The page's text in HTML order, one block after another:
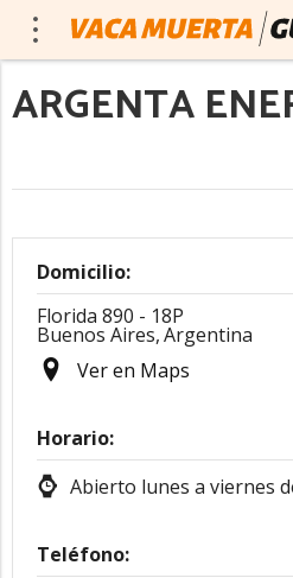
ARGENTA
Domicilio:
Florida 890 - 18P
Buenos Aires,Argentina
Ver en Maps
Horario:
Abierto lunes a viernes
Teléfono: